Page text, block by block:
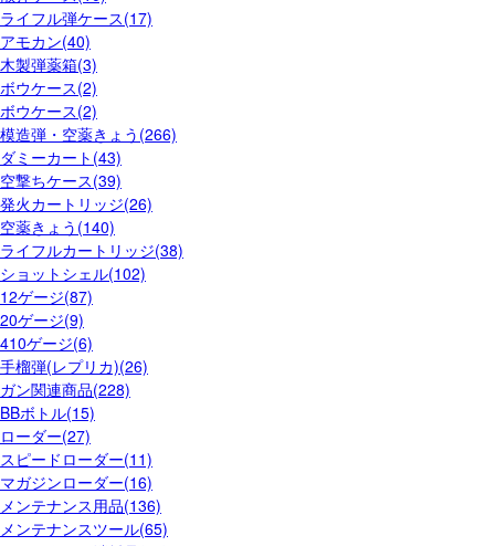
ライフル弾ケース(17)
アモカン(40)
木製弾薬箱(3)
ボウケース(2)
ボウケース(2)
模造弾・空薬きょう(266)
ダミーカート(43)
空撃ちケース(39)
発火カートリッジ(26)
空薬きょう(140)
ライフルカートリッジ(38)
ショットシェル(102)
12ゲージ(87)
20ゲージ(9)
410ゲージ(6)
手榴弾(レプリカ)(26)
ガン関連商品(228)
BBボトル(15)
ローダー(27)
スピードローダー(11)
マガジンローダー(16)
メンテナンス用品(136)
メンテナンスツール(65)